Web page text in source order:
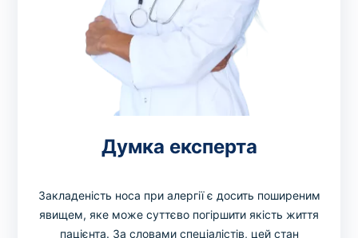
Думка експерта
Закладеність носа при алергії є досить поширеним
явищем, яке може суттєво погіршити якість життя
пацієнта. За словами спеціалістів, цей стан